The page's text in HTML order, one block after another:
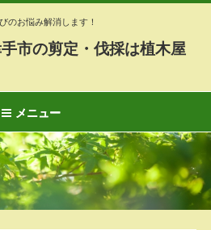
のお悩み解消します！
市の剪定・伐採は植木屋
メニュー